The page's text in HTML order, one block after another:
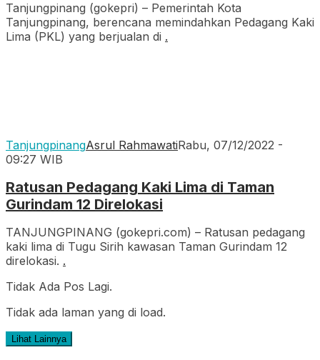
Tanjungpinang (gokepri) – Pemerintah Kota
Tanjungpinang, berencana memindahkan Pedagang Kaki
Lima (PKL) yang berjualan di .
TanjungpinangAsrul RahmawatiRabu, 07/12/2022 -
09:27 WIB
Ratusan Pedagang Kaki Lima di Taman
Gurindam 12 Direlokasi
TANJUNGPINANG (gokepri.com) – Ratusan pedagang
kaki lima di Tugu Sirih kawasan Taman Gurindam 12
direlokasi. .
Tidak Ada Pos Lagi.
Tidak ada laman yang di load.
Lihat Lainnya